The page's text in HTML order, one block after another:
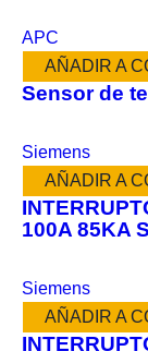
APC
AÑADIR A
Sensor de
Siemens
AÑADIR A
100A 85KA
Siemens
AÑADIR A